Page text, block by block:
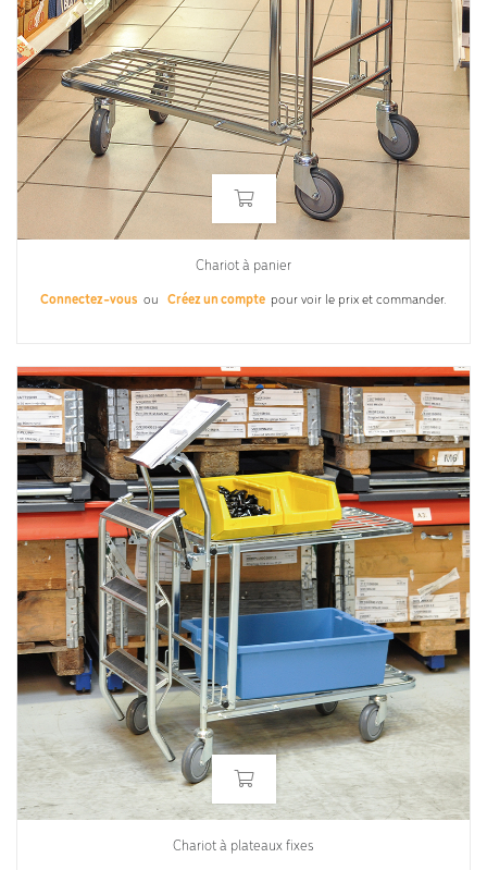
Chariot à panier
Connectez-vous ou Créez un compte pour voir le prix et commander.
Chariot à plateaux fixes